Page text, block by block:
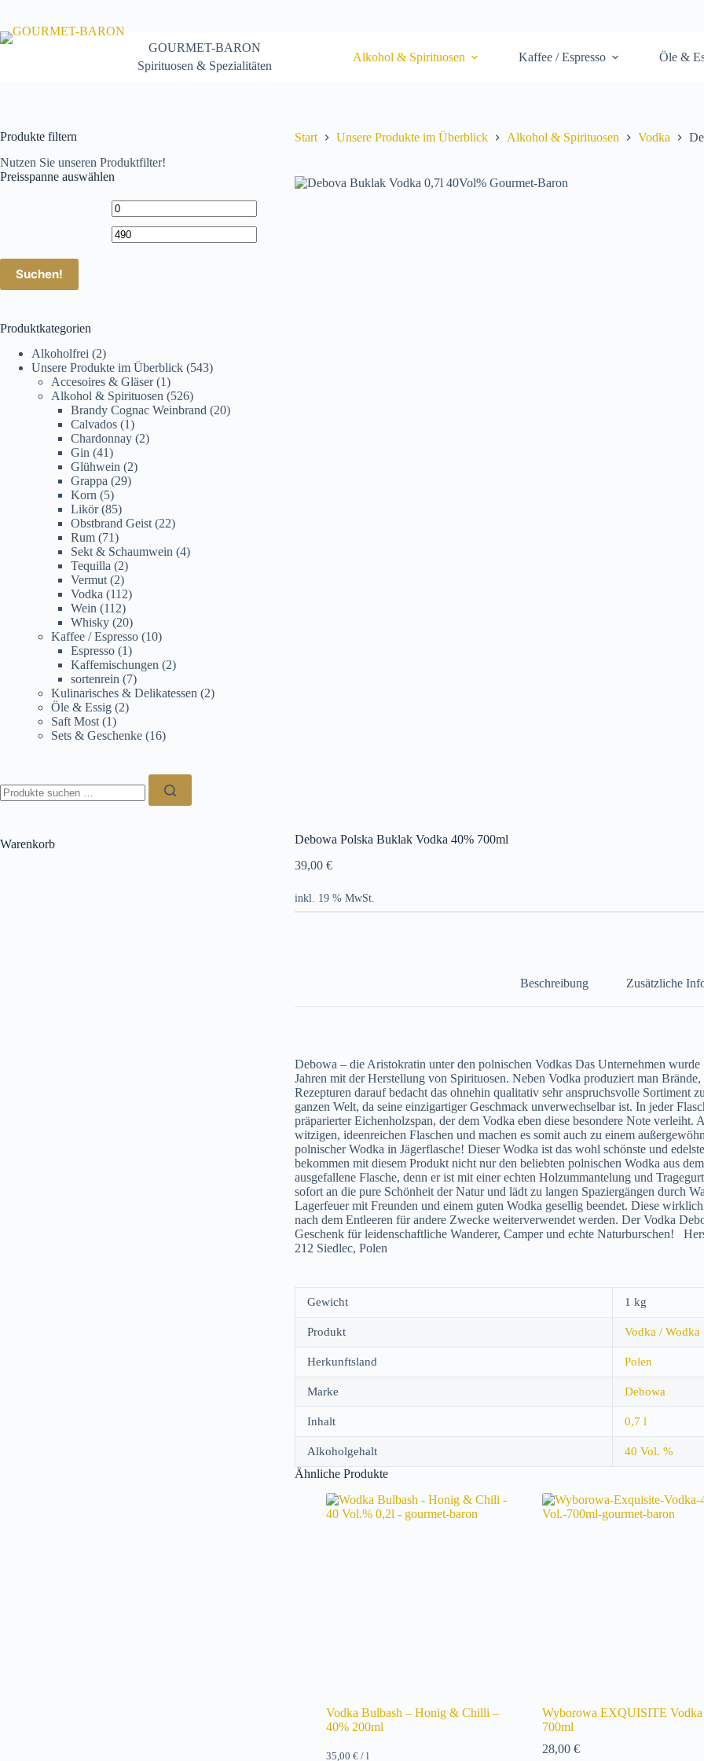
springen
GOURMET-BARON
Spirituosen & Spezialitäten
Alkohol & Spirituosen Kaffee / Espresso Öle &
Start Unsere Produkte im Überblick Alkohol & Spirituosen Vodka
Debowa Polska Buklak Vodka 40% 700ml
39,00 €
inkl. 19 % MwSt.
Beschreibung Zusätzliche
Debowa – die Aristokratin unter den polnischen Vodkas Das Unternehmen
Jahren mit der Herstellung von Spirituosen. Neben Vodka produziert man
Rezepturen darauf bedacht das ohnehin qualitativ sehr anspruchsvolle Sortiment
ganzen Welt, da seine einzigartiger Geschmack unverwechselbar ist. In jeder
präparierter Eichenholzspan, der dem Vodka eben diese besondere Note
witzigen, ideenreichen Flaschen und machen es somit auch zu einem
polnischer Wodka in Jägerflasche! Dieser Wodka ist das wohl schönste und
bekommen mit diesem Produkt nicht nur den beliebten polnischen Wodka aus
ausgefallene Flasche, denn er ist mit einer echten Holzummantelung und
sofort an die pure Schönheit der Natur und lädt zu langen Spaziergängen durch
Lagerfeuer mit Freunden und einem guten Wodka gesellig beendet. Diese
nach dem Entleeren für andere Zwecke weiterverwendet werden. Der Vodka
Geschenk für leidenschaftliche Wanderer, Camper und echte Naturburschen!
212 Siedlec, Polen
Gewicht 1 kg
Produkt Vodka / Wodka
Herkunftsland Polen
Marke Debowa
Inhalt 0,7 l
Alkoholgehalt 40 Vol. %
Ähnliche Produkte
Vodka Bulbash – Honig & Chilli –
40% 200ml
35,00 €/ l
Wyborowa EXQUISITE Vodka
700ml
28,00 €
Produkte filtern
Nutzen Sie unseren Produktfilter!
Preisspanne auswählen
Suchen!
Produktkategorien
Alkoholfrei (2)
Unsere Produkte im Überblick (543)
Accesoires & Gläser (1)
Alkohol & Spirituosen (526)
Brandy Cognac Weinbrand (20)
Calvados (1)
Chardonnay (2)
Gin (41)
Glühwein (2)
Grappa (29)
Korn (5)
Likör (85)
Obstbrand Geist (22)
Rum (71)
Sekt & Schaumwein (4)
Tequilla (2)
Vermut (2)
Vodka (112)
Wein (112)
Whisky (20)
Kaffee / Espresso (10)
Espresso (1)
Kaffemischungen (2)
sortenrein (7)
Kulinarisches & Delikatessen (2)
Öle & Essig (2)
Saft Most (1)
Sets & Geschenke (16)
nach:
Warenkorb